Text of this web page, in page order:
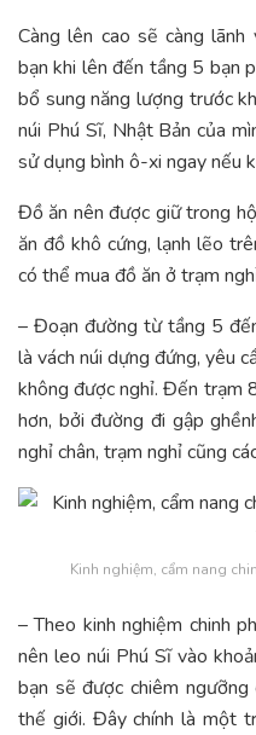
Càng lên cao sẽ càng
bạn khi lên đến tầng 5 bạn
bổ sung năng lượng trước
núi Phú Sĩ, Nhật Bản của
sử dụng bình ô-xi ngay nếu
Đồ ăn nên được giữ trong
ăn đồ khô cứng, lạnh lẽo
có thể mua đồ ăn ở trạm
– Đoạn đường từ tầng 5
là vách núi dựng đứng, yêu
không được nghỉ. Đến trạm
hơn, bởi đường đi gập
nghỉ chân, trạm nghỉ cũng
Kinh nghiệm, cẩm nang
– Theo kinh nghiệm chinh
nên leo núi Phú Sĩ vào
bạn sẽ được chiêm
thế giới. Đây chính là một